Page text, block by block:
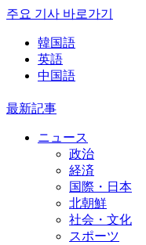
주요 기사 바로가기
韓国語
英語
中国語
最新記事
ニュース
政治
経済
国際・日本
北朝鮮
社会・文化
スポーツ